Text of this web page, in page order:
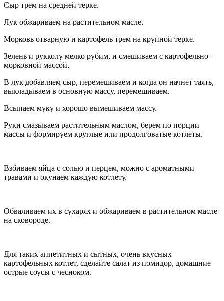
Сыр трем на средней терке.
Лук обжариваем на растительном масле.
Морковь отварную и картофель трем на крупной терке.
Зелень и рукколу мелко рубим, и смешиваем с картофельно –
морковной массой.
В лук добавляем сыр, перемешиваем и когда он начнет таять,
выкладываем в основную массу, перемешиваем.
Всыпаем муку и хорошо вымешиваем массу.
Руки смазываем растительным маслом, берем по порции
массы и формируем круглые или продолговатые котлеты.
Взбиваем яйца с солью и перцем, можно с ароматными
травами и окунаем каждую котлету.
Обваливаем их в сухарях и обжариваем в растительном масле
на сковороде.
Для таких аппетитных и сытных, очень вкусных
картофельных котлет, сделайте салат из помидор, домашние
острые соусы с чесноком.